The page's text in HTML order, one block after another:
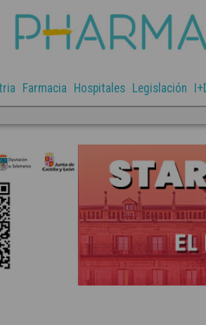
Farmacia Hospitales Legislación